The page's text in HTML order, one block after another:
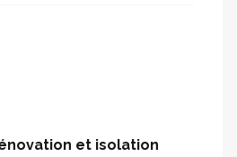
et isolation